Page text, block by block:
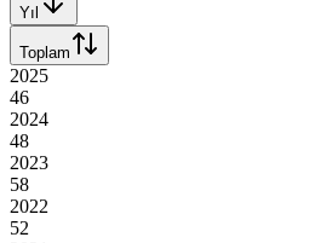
Yıl
Toplam
2025
46
2024
48
2023
58
2022
52